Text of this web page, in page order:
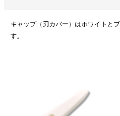
キャップ（刃カバー）はホワイトと
す。